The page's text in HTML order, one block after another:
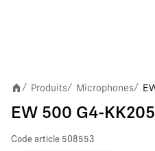
/ Produits/ Microphones/
EW 500 G4-
Code article 508553